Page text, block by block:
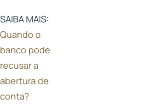
SAIBA MAIS:
Quando o
banco pode
recusar a
abertura de
conta?